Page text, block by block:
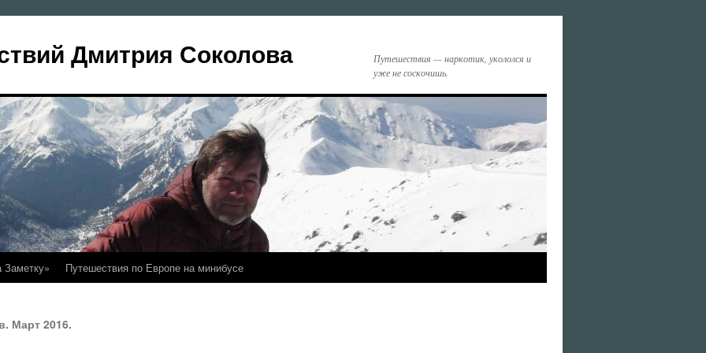
Дмитрия Соколова
Путешествия — наркотик, укололся и
уже не соскочишь.
Заметку» Путешествия по Европе на минибусе
Март 2016.